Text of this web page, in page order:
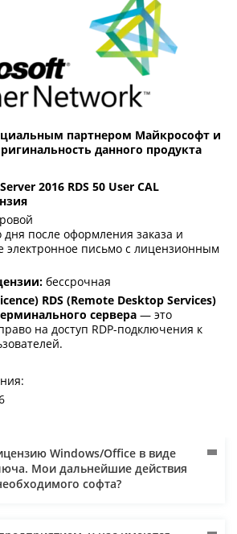
партнером Майкрософт и
данного продукта
2016 RDS 50 User CAL
после оформления заказа и
электронное письмо с лицензионным
бессрочная
RDS (Remote Desktop Services)
сервера — это
на доступ RDP-подключения к
Windows/Office в виде
Мои дальнейшие действия
софта?